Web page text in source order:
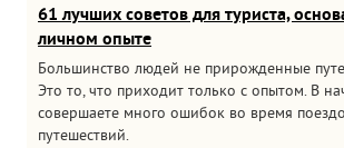
61 лучших советов для туриста,
личном опыте
Большинство людей не прирожденные
Это то, что приходит только с опытом. В
совершаете много ошибок во время
путешествий.